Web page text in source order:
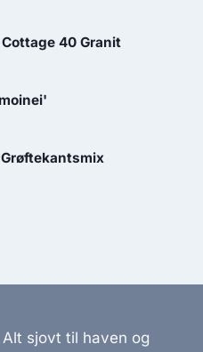
40 Granit
sjovt til haven og